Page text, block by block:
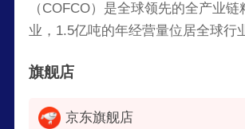
（COFCO）是全球领先的全产业链
业，1.5亿吨的年经营量位居全球行
中粮集团有限公司(COFCO)是世界
供应商，致力于打造从田间到餐桌
旗舰店
京东旗舰店